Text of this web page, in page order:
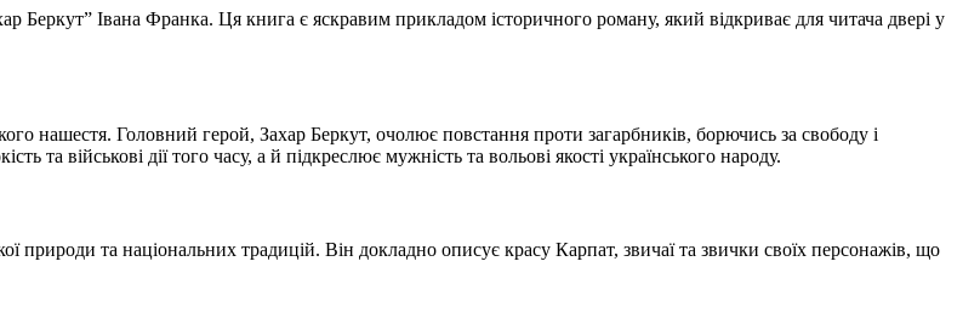
Беркут” Івана Франка. Ця книга є яскравим прикладом історичного роману, який відкриває для читача двері у
нашестя. Головний герой, Захар Беркут, очолює повстання проти загарбників, борючись за свободу і
та військові дії того часу, а й підкреслює мужність та вольові якості українського народу.
природи та національних традицій. Він докладно описує красу Карпат, звичаї та звички своїх персонажів, що